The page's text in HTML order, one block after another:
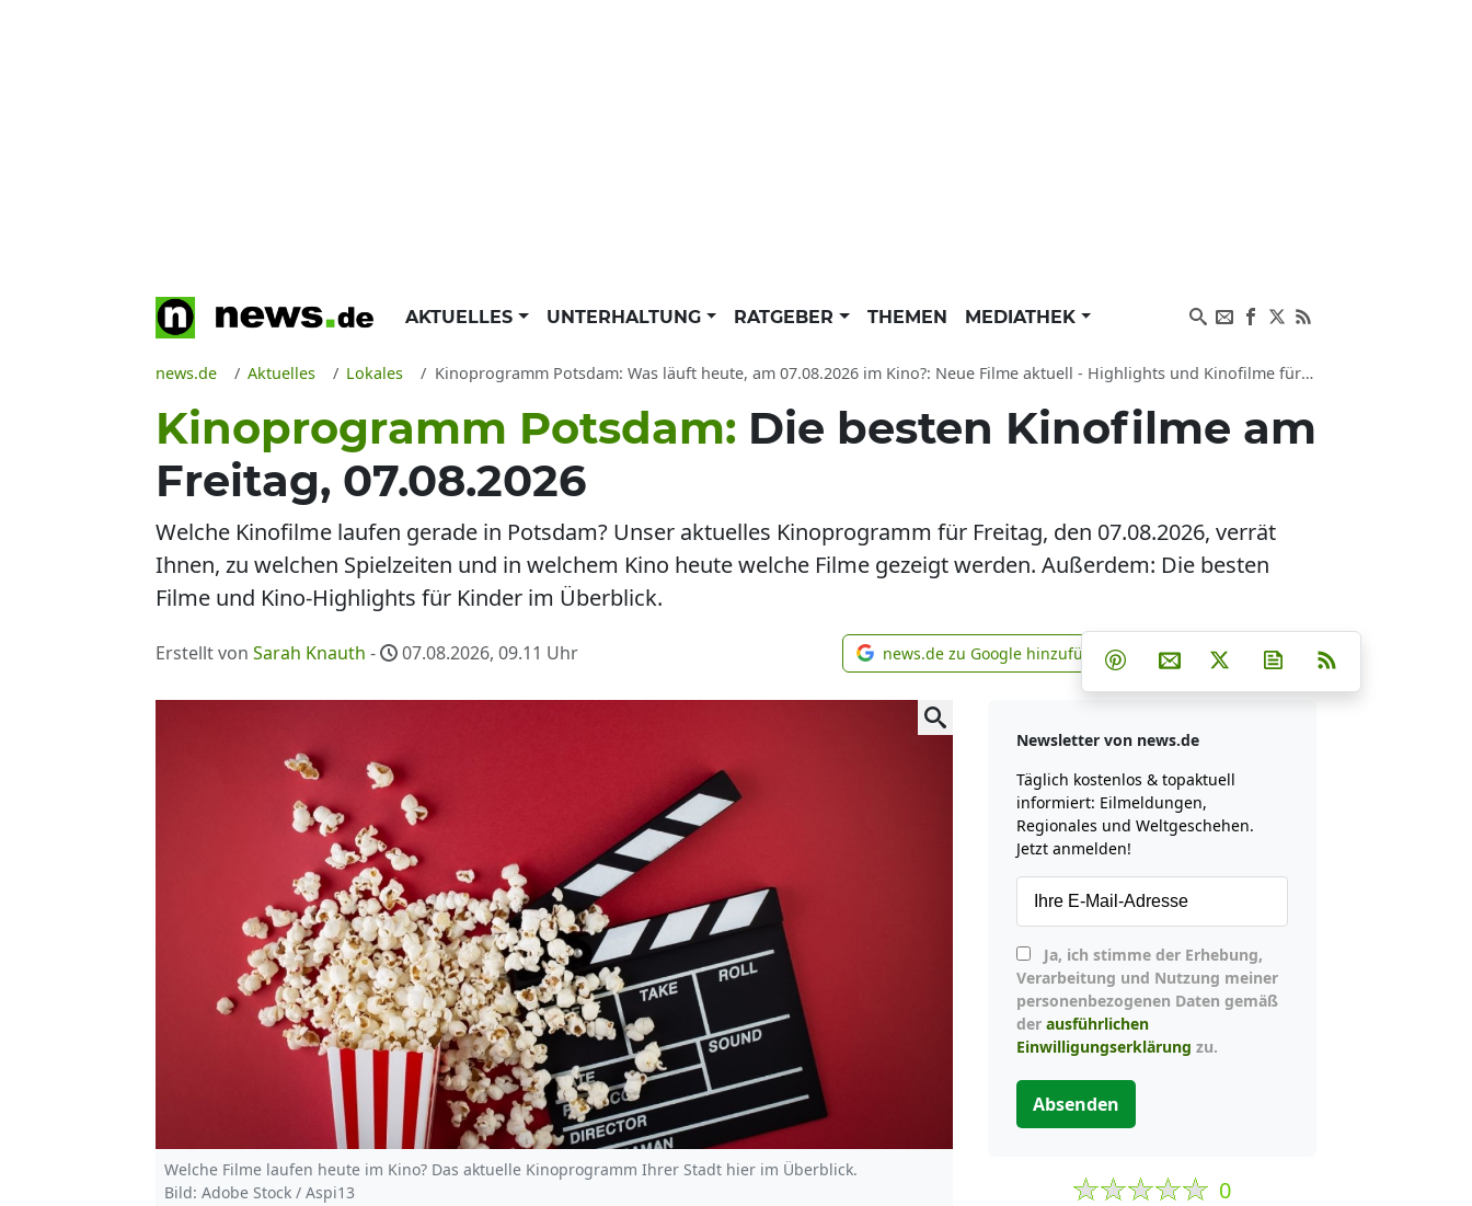
AKTUELLES UNTERHALTUNG RATGEBER THEMEN MEDIATHEK
news.de Aktuelles Lokales Kinoprogramm Potsdam: Was läuft heute, am 07.08.2026 im Kino?: Neue Filme aktuell - Highlights und Kinofilme für Kinder bei UCI Kinowelt Potsdam, Kino im Filmmuseum, THALIA – DAS PROGRAMMKINO POTSDAM
Kinoprogramm Potsdam: Die besten Kinofilme am
Freitag, 07.08.2026
Welche Kinofilme laufen gerade in Potsdam? Unser aktuelles Kinoprogramm für Freitag, den 07.08.2026, verrät
Ihnen, zu welchen Spielzeiten und in welchem Kino heute welche Filme gezeigt werden. Außerdem: Die besten
Filme und Kino-Highlights für Kinder im Überblick.
Erstellt von Sarah Knauth - 07.08.2026, 09.11 Uhr news.de zu Google hinzufügen
news.de zu Google hinzufügen Teilen auf Facebook
Teilen auf Whatsapp
Teilen auf Telegram
Teilen auf Pinterest
Per E-Mail teilen
Post auf XNewsletter
Welche Filme laufen heute im Kino? Das aktuelle Kinoprogramm Ihrer Stadt hier im Überblick.
Bild: Adobe Stock / Aspi13
Newsletter von news.de
Täglich kostenlos & topaktuell
informiert: Eilmeldungen,
Regionales und Weltgeschehen.
Jetzt anmelden!
Verarbeitung und Nutzung meiner
personenbezogenen Daten gemäß
der ausführlichen
Einwilligungserklärung zu.
Absenden
0